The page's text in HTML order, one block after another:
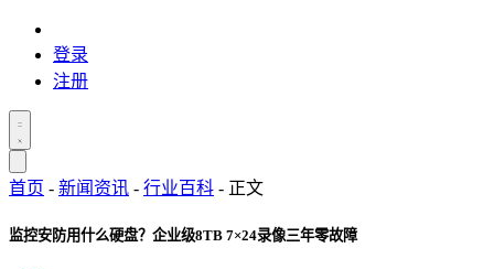
登录
注册
首页 - 新闻资讯 - 行业百科 - 正文
监控安防用什么硬盘？企业级8TB 7×24录像三年零故障